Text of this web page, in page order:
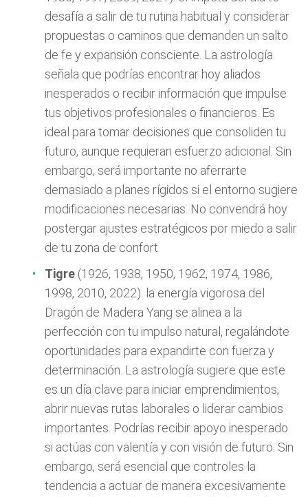
desafía a salir de tu rutina habitual y considerar
propuestas o caminos que demanden un salto
de fe y expansión consciente. La astrología
señala que podrías encontrar hoy aliados
inesperados o recibir información que impulse
tus objetivos profesionales o financieros. Es
ideal para tomar decisiones que consoliden tu
futuro, aunque requieran esfuerzo adicional. Sin
embargo, será importante no aferrarte
demasiado a planes rígidos si el entorno sugiere
modificaciones necesarias. No convendrá hoy
postergar ajustes estratégicos por miedo a salir
de tu zona de confort
Tigre (1926, 1938, 1950, 1962, 1974, 1986,
1998, 2010, 2022): la energía vigorosa del
Dragón de Madera Yang se alinea a la
perfección con tu impulso natural, regalándote
oportunidades para expandirte con fuerza y
determinación. La astrología sugiere que este
es un día clave para iniciar emprendimientos,
abrir nuevas rutas laborales o liderar cambios
importantes. Podrías recibir apoyo inesperado
si actúas con valentía y con visión de futuro. Sin
embargo, será esencial que controles la
tendencia a actuar de manera excesivamente